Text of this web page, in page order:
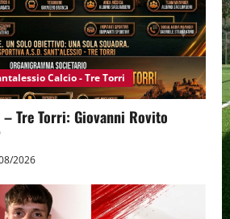
Calcio - Tre Torri
Tre Torri: Giovanni Rovito
2026